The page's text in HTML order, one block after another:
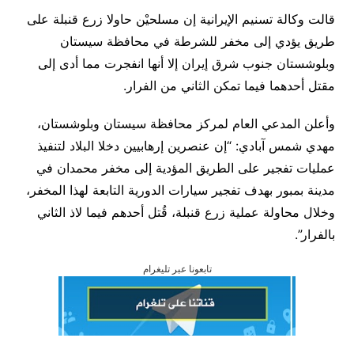
قالت وكالة تسنيم الإيرانية إن مسلحيْن حاولا زرع قنبلة على
طريق يؤدي إلى مخفر للشرطة في محافظة سيستان
وبلوشستان جنوب شرق إيران إلا أنها انفجرت مما أدى إلى
مقتل أحدهما فيما تمكن الثاني من الفرار.
وأعلن المدعي العام لمركز محافظة سيستان وبلوشستان،
مهدي شمس آبادي: “إن عنصرين إرهابيين دخلا البلاد لتنفيذ
عمليات تفجير على الطريق المؤدية إلى مخفر محمدان في
مدينة بمبور بهدف تفجير سيارات الدورية التابعة لهذا المخفر،
وخلال محاولة عملية زرع قنبلة، قُتل أحدهم فيما لاذ الثاني
بالفرار”.
تابعونا عبر تليغرام